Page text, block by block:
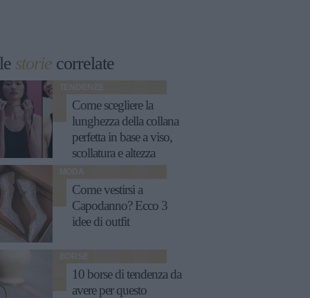
storie correlate
TENDENZE
Come scegliere la
lunghezza della collana
perfetta in base a viso,
scollatura e altezza
MODA
Come vestirsi a
Capodanno? Ecco 3
idee di outfit
BORSE
10 borse di tendenza da
avere per questo